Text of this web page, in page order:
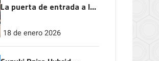
La puerta de entrada a la
18 de enero 2026